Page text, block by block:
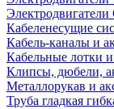
Кабеленесущие
Кабель-каналы и
Кабельные лотки
Клипсы, дюбели,
Металлорукав и
Труба гладкая